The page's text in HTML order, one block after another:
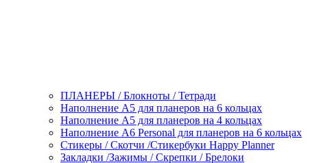
ПЛАНЕРЫ / Блокноты / Тетради
Наполнение А5 для планеров на 6 кольцах
Наполнение А5 для планеров на 4 кольцах
Наполнение А6 Personal для планеров на 6 кольцах
Стикеры / Скотчи /Стикербуки Happy Planner
Закладки /Зажимы / Скрепки / Брелоки